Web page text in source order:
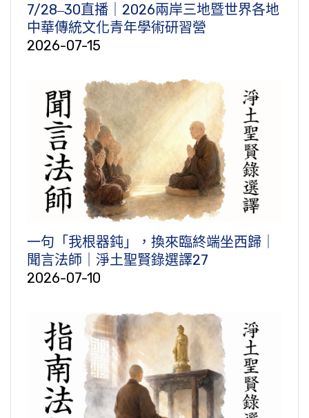
7/28‒30直播｜2026兩岸三地暨世界各地
中華傳統文化青年學術研習營
2026-07-15
一句「我根器鈍」，換來臨終端坐西歸｜
聞言法師｜淨土聖賢錄選譯27
2026-07-10